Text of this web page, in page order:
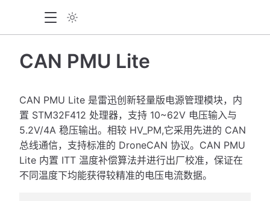
CAN PMU Lite
CAN PMU Lite 是雷迅创新轻量版电源管理模块，内
置 STM32F412 处理器，支持 10~62V 电压输入与
5.2V/4A 稳压输出。相较 HV_PM,它采用先进的 CAN
总线通信，支持标准的 DroneCAN 协议。CAN PMU
Lite 内置 ITT 温度补偿算法并进行出厂校准，保证在
不同温度下均能获得较精准的电压电流数据。